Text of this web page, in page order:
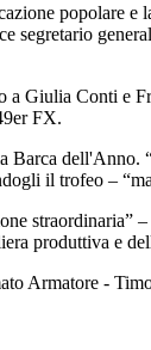
popolare
segretario
a Giulia Conti e
FX.
dell'Anno.
il trofeo –
produttiva e
Armatore -